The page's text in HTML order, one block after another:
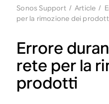
Sonos Support / Article /
per la rimozione dei
Errore
rete per la
prodotti